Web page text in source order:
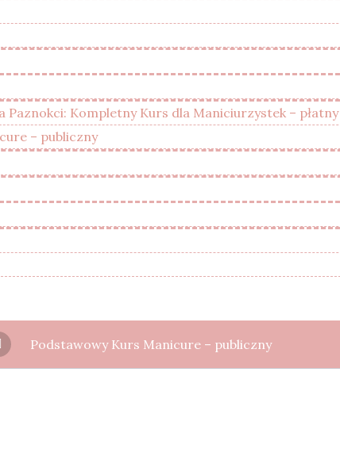
Paznokci: Kompletny Kurs dla Maniciurzystek – płatny
– publiczny
Podstawowy Kurs Manicure – publiczny